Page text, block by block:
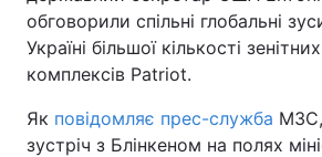
обговорили спільні глобальні
Україні більшої кількості
комплексів Patriot.
Як повідомляє прес-служба МЗС,
зустріч з Блінкеном на полях